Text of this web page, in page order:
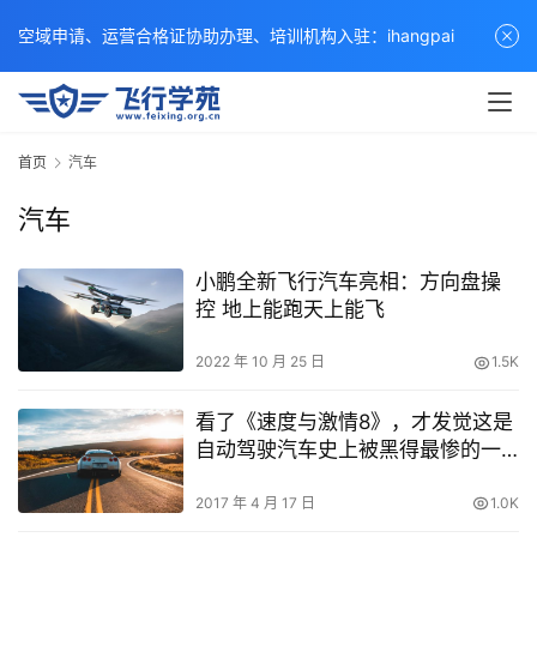
首页 汽车
汽车
小鹏全新飞行汽车亮相：方向盘操
控 地上能跑天上能飞
2022 年 10 月 25 日 1.5K
看了《速度与激情8》，才发觉这是
自动驾驶汽车史上被黑得最惨的一
2017 年 4 月 17 日 1.0K
空域申请、运营合格证协助办理、培训机构入驻：ihangpai